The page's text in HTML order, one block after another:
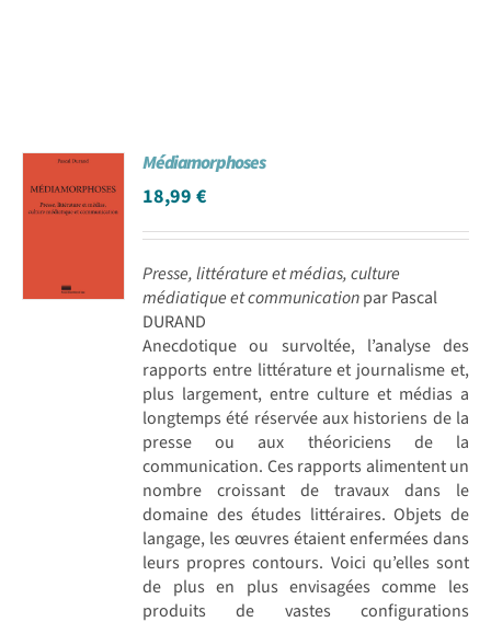
Médiamorphoses
18,99€
Presse, littérature et médias, culture
médiatique et communicationpar Pascal
DURAND
Anecdotique ou survoltée, l’analyse des
rapports entre littérature et journalisme et,
plus largement, entre culture et médias a
longtemps été réservée aux historiens de la
presse ou aux théoriciens de la
communication. Ces rapports alimentent un
nombre croissant de travaux dans le
domaine des études littéraires. Objets de
langage, les œuvres étaient enfermées dans
leurs propres contours. Voici qu’elles sont
de plus en plus envisagées comme les
produits de vastes configurations